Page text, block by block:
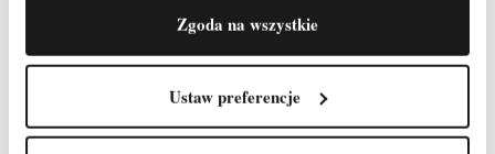
Zgoda na wszystkie
Ustaw preferencje
Bądź pierwszy, napisz opinię!